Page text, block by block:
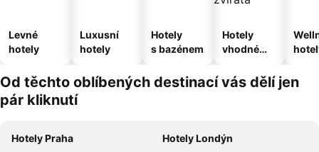
Levné
hotely
Luxusní
hotely
Hotely
s bazénem
Hotely
vhodné
domácí
zvířata
Od těchto oblíbených destinací vás dělí jen
pár kliknutí
Hotely Praha
Hotely Londýn